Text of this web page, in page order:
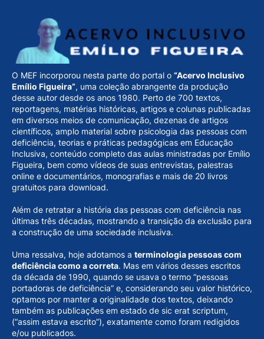
O MEF incorporou nesta parte do portal o “Acervo Inclusivo
Emílio Figueira”, uma coleção abrangente da produção
desse autor desde os anos 1980. Perto de 700 textos,
reportagens, matérias históricas, artigos e colunas publicadas
em diversos meios de comunicação, dezenas de artigos
científicos, amplo material sobre psicologia das pessoas com
deficiência, teorias e práticas pedagógicas em Educação
Inclusiva, conteúdo completo das aulas ministradas por Emílio
Figueira, bem como vídeos de suas entrevistas, palestras
online e documentários, monografias e mais de 20 livros
gratuitos para download.
Além de retratar a história das pessoas com deficiência nas
últimas três décadas, mostrando a transição da exclusão para
a construção de uma sociedade inclusiva.
Uma ressalva, hoje adotamos a terminologia pessoas com
deficiência como a correta. Mas em vários desses escritos
da década de 1990, quando se usava o termo “pessoas
portadoras de deficiência” e, considerando seu valor histórico,
optamos por manter a originalidade dos textos, deixando
também as publicações em estado de sic erat scriptum,
(“assim estava escrito”), exatamente como foram redigidos
e/ou publicados.